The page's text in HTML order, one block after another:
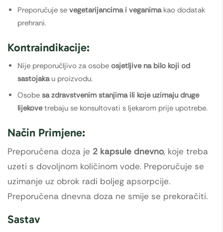
Preporučuje se vegetarijancima i veganimakao dodatak
prehrani.
Kontraindikacije:
Nije preporučljivo za osobe osjetljive na bilo koji od
sastojakau proizvodu.
Osobe sa zdravstvenim stanjima ili koje uzimaju druge
lijekovetrebaju se konsultovati s ljekarom prije upotrebe.
Način Primjene:
Preporučena doza je 2 kapsule dnevno, koje treba
uzeti s dovoljnom količinom vode. Preporučuje se
uzimanje uz obrok radi boljeg apsorpcije.
Preporučena dnevna doza ne smije se prekoračiti.
Sastav